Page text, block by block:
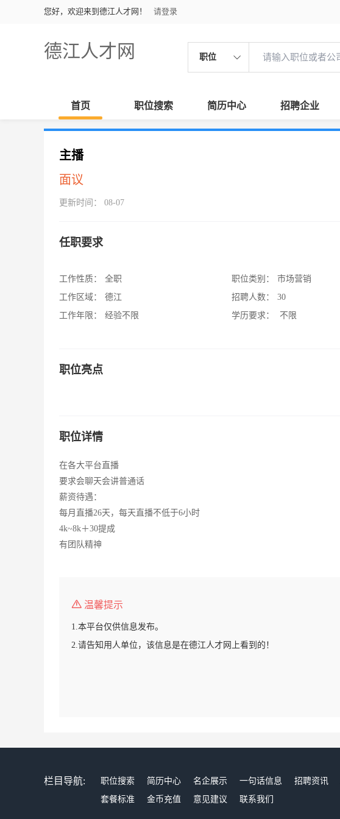
您好，欢迎来到德江人才网！ 请登录
德江人才网 职位
首页 职位搜索 简历中心 招聘企业
主播
面议
更新时间： 08-07
任职要求
工作性质：
全职
工作区域：
德江
工作年限：
经验不限
职位类别：
市场营销
招聘人数：
30
学历要求：
不限
职位亮点
职位详情
在各大平台直播
要求会聊天会讲普通话
薪资待遇：
每月直播26天，每天直播不低于6小时
4k~8k＋30提成
有团队精神
温馨提示
1.本平台仅供信息发布。
2.请告知用人单位，该信息是在德江人才网上看到的！
栏目导航: 职位搜索 简历中心 名企展示 一句话信息 招聘资讯
套餐标准
金币充值 意见建议 联系我们